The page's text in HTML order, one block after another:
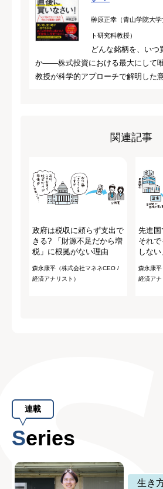
榊原正幸（青山学院大
ト研究科教授）
どんな銘柄を、いつ
か――株式投資における最大にして
教授が科学的アプローチで解明した意
関連記事
政府は税収に頼らず支出で
きる? 「財源不足だから増
税」に根拠がない理由
森永康平（株式会社マネネCEO /
経済アナリスト）
先進国
それ
しな
森永康
経済アナ
連載
Series
生き